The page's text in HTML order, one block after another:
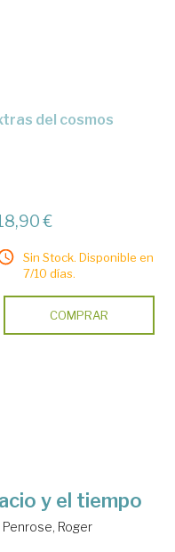
del cosmos
€
Sin Stock. Disponible en
7/10 días.
COMPRAR
y el tiempo
Penrose, Roger